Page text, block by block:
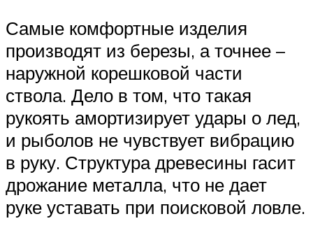
Самые комфортные изделия
производят из березы, а точнее –
наружной корешковой части
ствола. Дело в том, что такая
рукоять амортизирует удары о лед,
и рыболов не чувствует вибрацию
в руку. Структура древесины гасит
дрожание металла, что не дает
руке уставать при поисковой ловле.